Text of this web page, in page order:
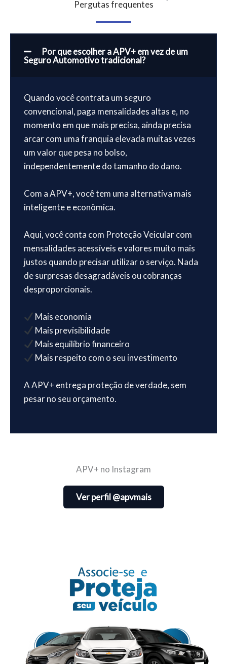
Pergutas frequentes
Por que escolher a APV+ em vez de um
Seguro Automotivo tradicional?
Quando você contrata um seguro
convencional, paga mensalidades altas e, no
momento em que mais precisa, ainda precisa
arcar com uma franquia elevada muitas vezes
um valor que pesa no bolso,
independentemente do tamanho do dano.
Com a APV+, você tem uma alternativa mais
inteligente e econômica.
Aqui, você conta com Proteção Veicular com
mensalidades acessíveis e valores muito mais
justos quando precisar utilizar o serviço. Nada
de surpresas desagradáveis ou cobranças
desproporcionais.
Mais economia
Mais previsibilidade
Mais equilíbrio financeiro
Mais respeito com o seu investimento
A APV+ entrega proteção de verdade, sem
pesar no seu orçamento.
APV+ no Instagram
Ver perfil @apvmais